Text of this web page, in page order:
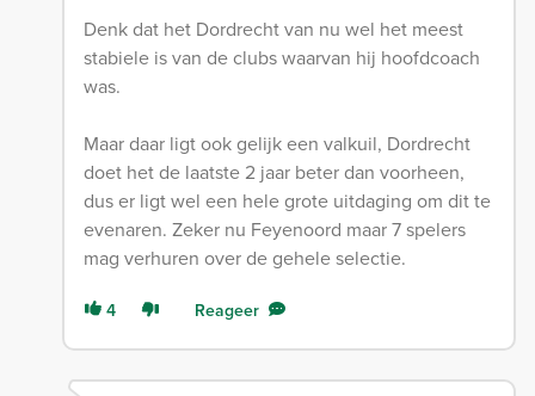
Denk dat het Dordrecht van nu wel het meest
stabiele is van de clubs waarvan hij hoofdcoach
was.
Maar daar ligt ook gelijk een valkuil, Dordrecht
doet het de laatste 2 jaar beter dan voorheen,
dus er ligt wel een hele grote uitdaging om dit te
evenaren. Zeker nu Feyenoord maar 7 spelers
mag verhuren over de gehele selectie.
4 Reageer